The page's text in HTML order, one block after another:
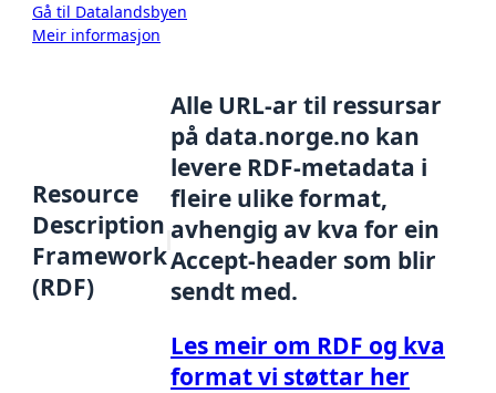
Gå til Datalandsbyen
Meir informasjon
Resource
Description
Framework
(RDF)
Alle URL-ar til ressursar
på data.norge.no kan
levere RDF-metadata i
fleire ulike format,
avhengig av kva for ein
Accept-header som blir
sendt med.
Les meir om RDF og kva
format vi støttar her